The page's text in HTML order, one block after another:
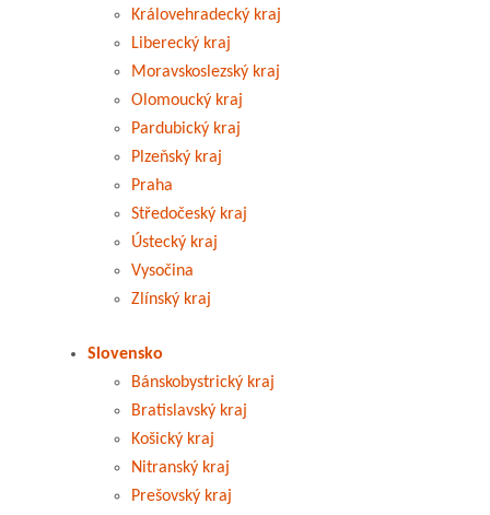
Královehradecký kraj
Liberecký kraj
Moravskoslezský kraj
Olomoucký kraj
Pardubický kraj
Plzeňský kraj
Praha
Středočeský kraj
Ústecký kraj
Vysočina
Zlínský kraj
Slovensko
Bánskobystrický kraj
Bratislavský kraj
Košický kraj
Nitranský kraj
Prešovský kraj